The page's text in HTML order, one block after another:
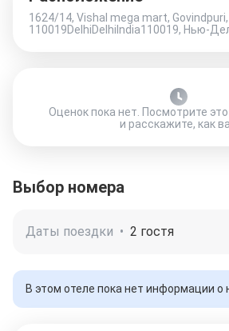
1624/14, Vishal mega mart, Govindpuri,
110019DelhiDelhiIndia110019, Нью-
Оценок пока нет. Посмотрите
и расскажите, как
Выбор номера
Даты поездки • 2 гостя
В этом отеле пока нет информации о